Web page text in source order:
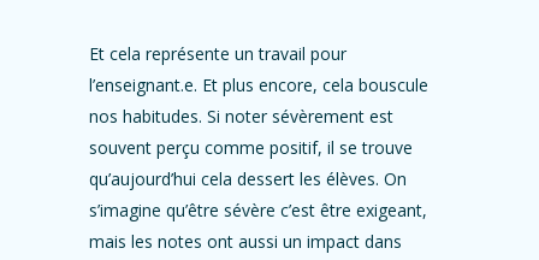
Et cela représente un travail pour
l’enseignant.e. Et plus encore, cela bouscule
nos habitudes. Si noter sévèrement est
souvent perçu comme positif, il se trouve
qu’aujourd’hui cela dessert les élèves. On
s’imagine qu’être sévère c’est être exigeant,
mais les notes ont aussi un impact dans